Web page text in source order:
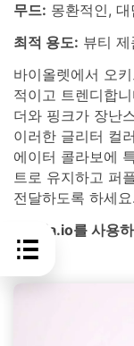
무드: 몽환적인,
최적 용도: 뷰티
바이올렛에서 오
적이고 트렌디합
더와 핑크가 장난
이러한 글리터 컬
에이터 콜라보에
트로 유지하고 퍼
전달하도록 하세요.
media.io를 사용
시